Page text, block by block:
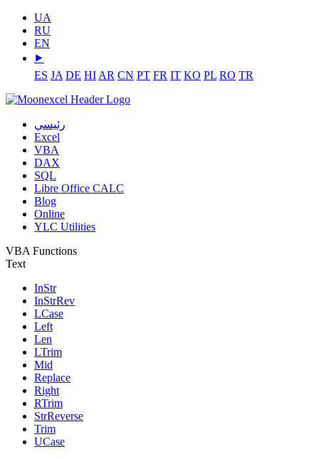
UA
RU
EN
⯈
ES JA DE HI AR CN PT FR IT KO PL RO TR
رئيسي
Excel
VBA
DAX
SQL
Libre Office CALC
Blog
Online
YLC Utilities
VBA Functions
Text
InStr
InStrRev
LCase
Left
Len
LTrim
Mid
Replace
Right
RTrim
StrReverse
Trim
UCase